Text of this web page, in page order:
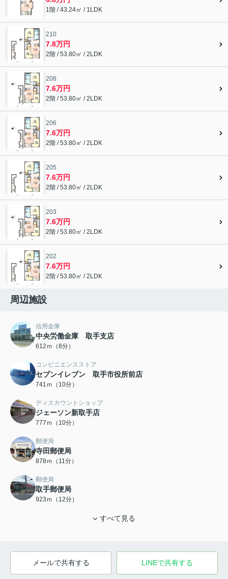
1階 / 43.24㎡ / 1LDK
210
7.8万円
2階 / 53.80㎡ / 2LDK
208
7.6万円
2階 / 53.80㎡ / 2LDK
206
7.6万円
2階 / 53.80㎡ / 2LDK
205
7.6万円
2階 / 53.80㎡ / 2LDK
203
7.6万円
2階 / 53.80㎡ / 2LDK
202
7.6万円
2階 / 53.80㎡ / 2LDK
周辺施設
信用金庫
中央労働金庫 取手支店
612ｍ（8分）
コンビニエンスストア
セブンイレブン 取手市役所前店
741ｍ（10分）
ディスカウントショップ
ジェーソン新取手店
777ｍ（10分）
郵便局
寺田郵便局
878ｍ（11分）
郵便局
取手郵便局
923ｍ（12分）
すべて見る
メールで共有する LINEで共有する